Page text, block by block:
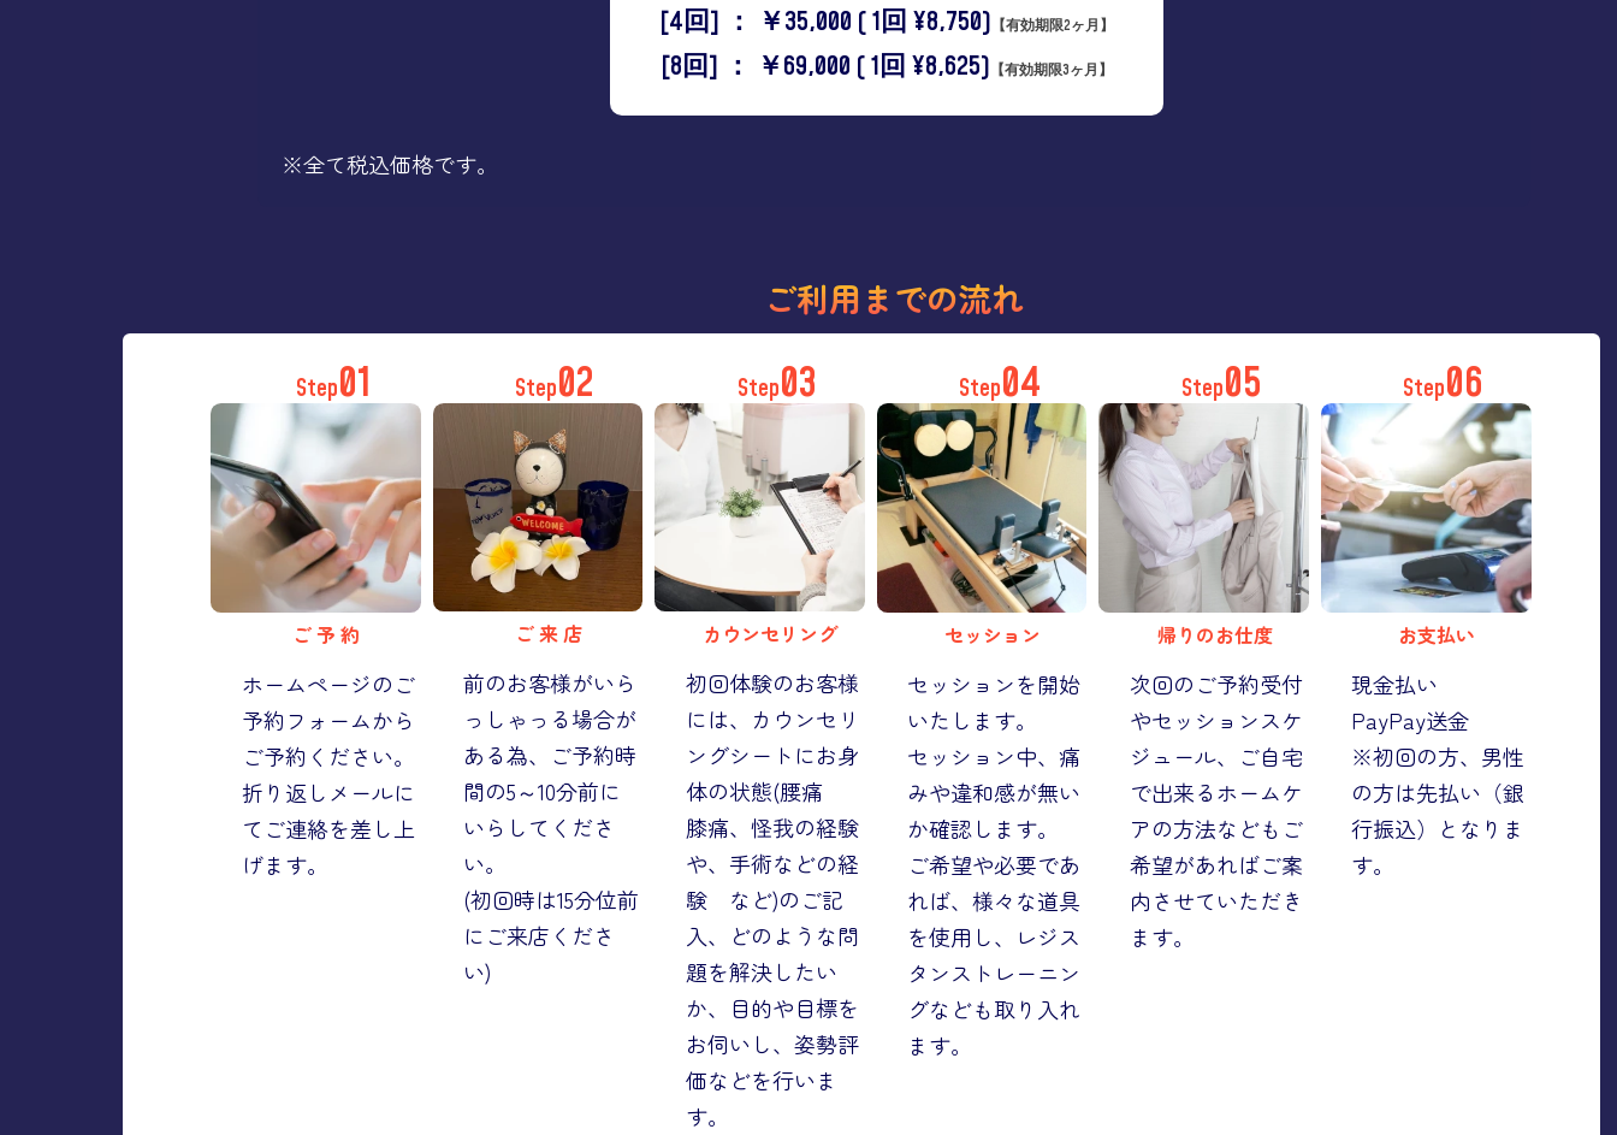
[4回] ： ￥35,000 ( 1回 ¥8,750) 【有効期限2ヶ月】
[8回] ： ￥69,000 ( 1回 ¥8,625) 【有効期限3ヶ月】
※全て税込価格です。
ご利用までの流れ
Step01
ご 予 約
ホームページのご
予約フォームから
ご予約ください。
折り返しメールに
てご連絡を差し上
げます。
Step02
ご 来 店
前のお客様がいら
っしゃっる場合が
ある為、ご予約時
間の5～10分前に
いらしてくださ
い。
(初回時は15分位前
にご来店くださ
い)
Step03
カウンセリング
初回体験のお客様
には、カウンセリ
ングシートにお身
体の状態(腰痛
膝痛、怪我の経験
や、手術などの経
験 など)のご記
入、どのような問
題を解決したい
か、目的や目標を
お伺いし、姿勢評
価などを行いま
す。
Step04
セッション
セッションを開始
いたします。
セッション中、痛
みや違和感が無い
か確認します。
ご希望や必要であ
れば、様々な道具
を使用し、レジス
タンストレーニン
グなども取り入れ
ます。
Step05
帰りのお仕度
次回のご予約受付
やセッションスケ
ジュール、ご自宅
で出来るホームケ
アの方法などもご
希望があればご案
内させていただき
ます。
Step06
お支払い
現金払い
PayPay送金
※初回の方、男性
の方は先払い（銀
行振込）となりま
す。